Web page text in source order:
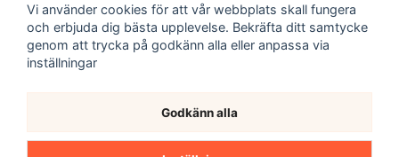
Copyright ©2026Evermarket.se
Vi använder cookies för att vår webbplats skall fungera
och erbjuda dig bästa upplevelse. Bekräfta ditt samtycke
genom att trycka på godkänn alla eller anpassa via
inställningar
Godkänn alla